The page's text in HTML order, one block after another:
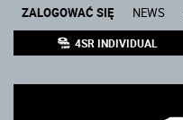
ZALOGOWAĆ SIĘ NEWS
4SR INDIVIDUAL